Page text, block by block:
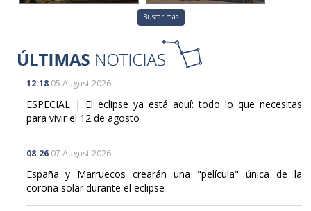
Buscar más
12:18 05 August 2026
ESPECIAL | El eclipse ya está aquí: todo lo que necesitas
para vivir el 12 de agosto
08:26 07 August 2026
España y Marruecos crearán una "película" única de la
corona solar durante el eclipse